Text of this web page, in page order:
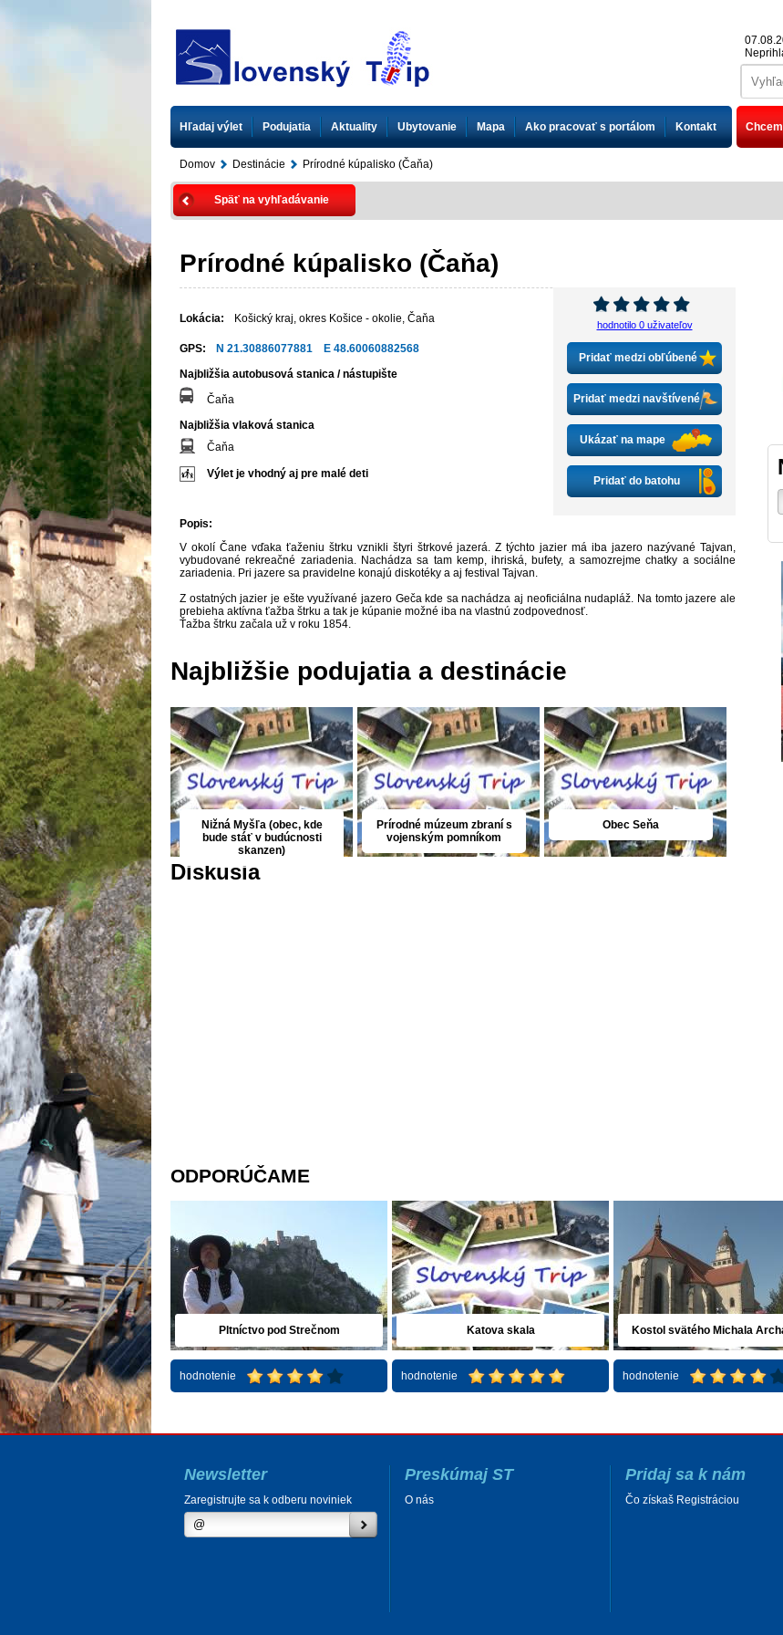
Hľadaj výlet Podujatia Aktuality Ubytovanie Mapa Ako pracovať s portálom Kontakt
Domov Destinácie Prírodné kúpalisko (Čaňa)
Späť na vyhľadávanie
Prírodné kúpalisko (Čaňa)
hodnotilo 0 uživateľov
Pridať medzi obľúbené
Pridať medzi navštívené
Ukázať na mape
Pridať do batohu
Lokácia: Košický kraj okres Košice - okolie Čaňa
GPS:
N 21.30886077881 E 48.60060882568
Najbližšia autobusová stanica / nástupište
Čaňa
Najbližšia vlaková stanica
Čaňa
Výlet je vhodný aj pre malé deti
Popis:
V okolí Čane vďaka ťaženiu štrku vznikli štyri štrkové jazerá. Z týchto jazier má iba jazero nazývané Tajvan,
vybudované rekreačné zariadenia. Nachádza sa tam kemp, ihriská, bufety, a samozrejme chatky a sociálne
zariadenia. Pri jazere sa pravidelne konajú diskotéky a aj festival Tajvan.
Z ostatných jazier je ešte využívané jazero Geča kde sa nachádza aj neoficiálna nudapláž. Na tomto jazere ale
prebieha aktívna ťažba štrku a tak je kúpanie možné iba na vlastnú zodpovednosť.
Ťažba štrku začala už v roku 1854.
Najbližšie podujatia a destinácie
Nižná Myšľa (obec, kde
bude stáť v budúcnosti
skanzen)
Prírodné múzeum zbraní s
vojenským pomníkom
Obec Seňa
Diskusia
ODPORÚČAME
Pltníctvo pod Strečnom
hodnotenie
Katova skala
hodnotenie
Kostol svätého Michala
hodnotenie
Newsletter
Zaregistrujte sa k odberu noviniek
Preskúmaj ST
O nás
Pridaj sa k nám
Čo získaš Registráciou